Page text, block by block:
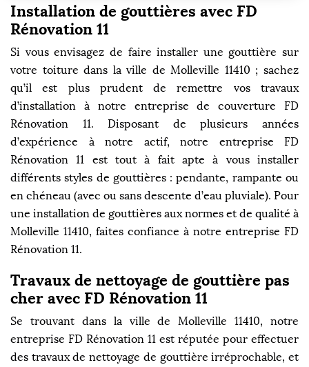
Installation de gouttières avec FD
Rénovation 11
Si vous envisagez de faire installer une gouttière sur
votre toiture dans la ville de Molleville 11410 ; sachez
qu’il est plus prudent de remettre vos travaux
d’installation à notre entreprise de couverture FD
Rénovation 11. Disposant de plusieurs années
d’expérience à notre actif, notre entreprise FD
Rénovation 11 est tout à fait apte à vous installer
différents styles de gouttières : pendante, rampante ou
en chéneau (avec ou sans descente d’eau pluviale). Pour
une installation de gouttières aux normes et de qualité à
Molleville 11410, faites confiance à notre entreprise FD
Rénovation 11.
Travaux de nettoyage de gouttière pas
cher avec FD Rénovation 11
Se trouvant dans la ville de Molleville 11410, notre
entreprise FD Rénovation 11 est réputée pour effectuer
des travaux de nettoyage de gouttière irréprochable, et